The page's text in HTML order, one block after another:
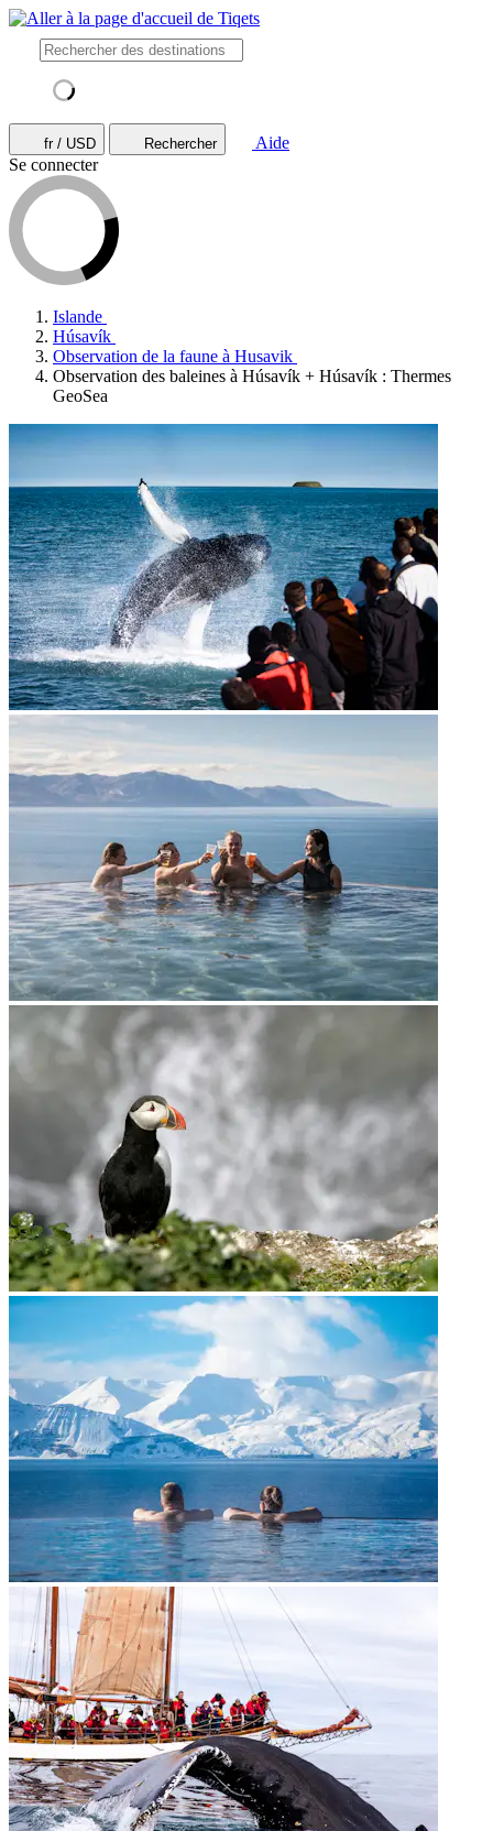
fr / USD Rechercher
Aide
Se connecter
Islande
Húsavík
Observation de la faune à Husavik
Observation des baleines à Húsavík + Húsavík : Thermes
GeoSea